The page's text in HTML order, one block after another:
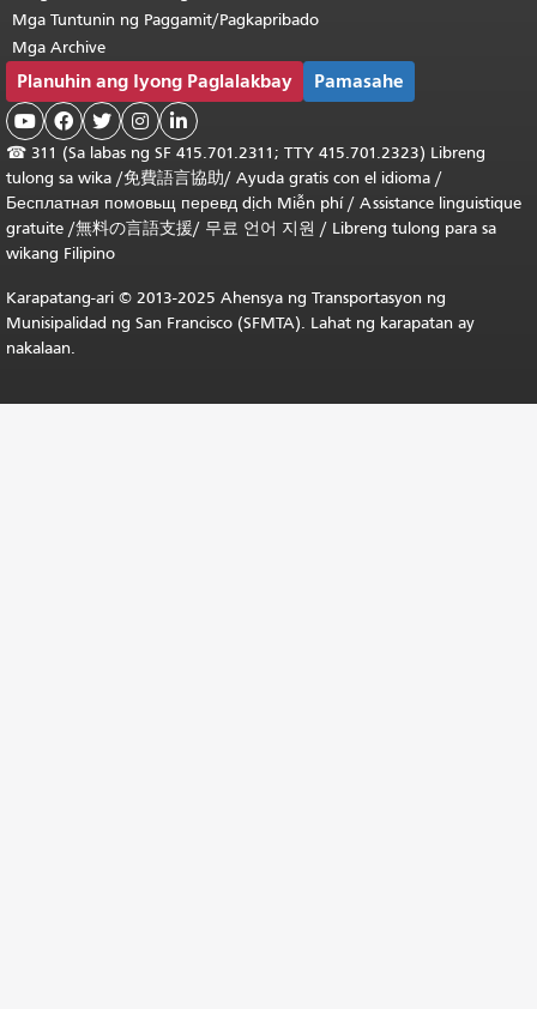
Mga Tuntunin ng Paggamit/Pagkapribado
Mga Archive
Planuhin ang Iyong Paglalakbay Pamasahe
    
☎ 311 (Sa labas ng SF 415.701.2311; TTY 415.701.2323) Libreng
tulong sa wika /免費語言協助/ Ayuda gratis con el idioma /
Бесплатная помовьщ перевд dịch Miễn phí/ Assistance linguistique
gratuite /無料の言語支援/ 무료 언어 지원 / Libreng tulong para sa
wikang Filipino
Karapatang-ari © 2013-2025 Ahensya ng Transportasyon ng
Munisipalidad ng San Francisco (SFMTA). Lahat ng karapatan ay
nakalaan.